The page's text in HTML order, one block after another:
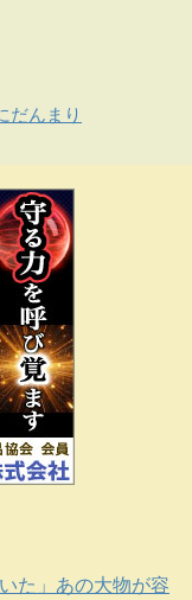
だんまり
た」あの大物が容